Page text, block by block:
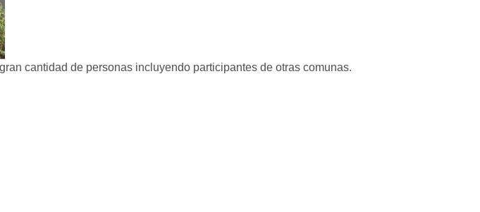
cantidad de personas incluyendo participantes de otras comunas.